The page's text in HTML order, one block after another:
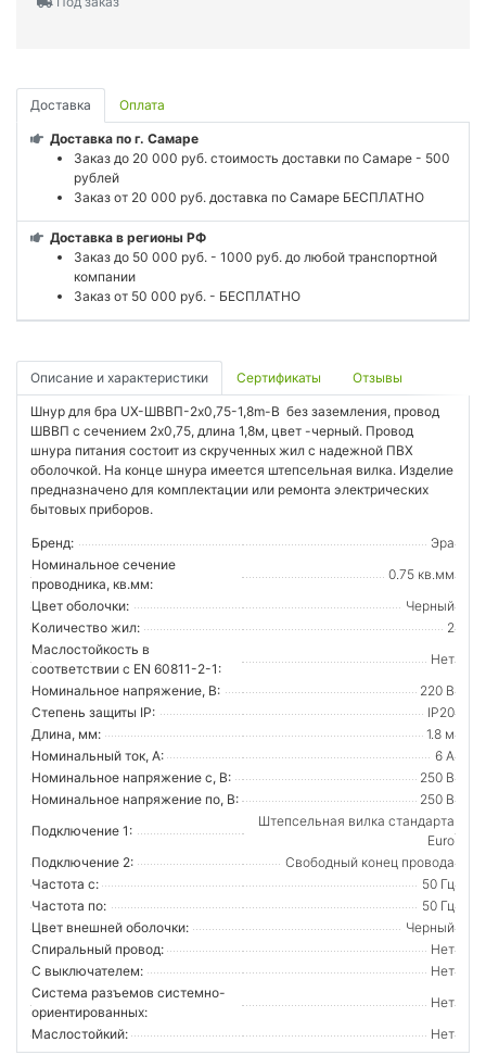
Доставка Оплата
Доставка по г. Самаре
Заказ до 20 000 руб. стоимость доставки по Самаре - 500
рублей
Заказ от 20 000 руб. доставка по Самаре БЕСПЛАТНО
Доставка в регионы РФ
Заказ до 50 000 руб. - 1000 руб. до любой транспортной
компании
Заказ от 50 000 руб. - БЕСПЛАТНО
Описание и характеристики Сертификаты Отзывы
Шнур для бра UX-ШВВП-2x0,75-1,8m-B без заземления, провод
ШВВП с сечением 2х0,75, длина 1,8м, цвет -черный. Провод
шнура питания состоит из скрученных жил с надежной ПВХ
оболочкой. На конце шнура имеется штепсельная вилка. Изделие
предназначено для комплектации или ремонта электрических
бытовых приборов.
Бренд:
Эра
Номинальное сечение
проводника, кв.мм:
0.75 кв.мм
Цвет оболочки:
Черный
Количество жил:
2
Маслостойкость в
соответствии с EN 60811-2-1:
Нет
Номинальное напряжение, В:
220 В
Степень защиты IP:
IP20
Длина, мм:
1.8 м
Номинальный ток, А:
6 А
Номинальное напряжение с, В:
250 В
Номинальное напряжение по, В:
250 В
Подключение 1:
Штепсельная вилка стандарта
Euro
Подключение 2:
Свободный конец провода
Частота с:
50 Гц
Частота по:
50 Гц
Цвет внешней оболочки:
Черный
Спиральный провод:
Нет
С выключателем:
Нет
Система разъемов системно-
ориентированных:
Нет
Маслостойкий:
Нет